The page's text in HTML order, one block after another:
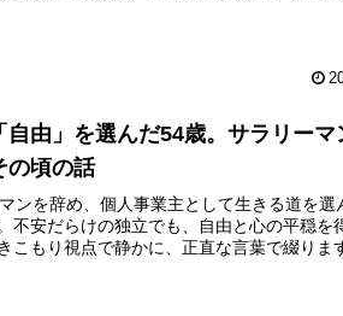
自由」を選んだ54歳。サラリーマ
の頃の話
ンを辞め、個人事業主として生きる道を選
不安だらけの独立でも、自由と心の平穏を
こもり視点で静かに、正直な言葉で綴りま